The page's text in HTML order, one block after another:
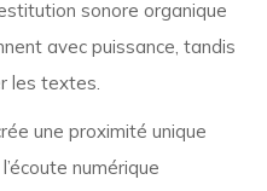
sonore organique
avec puissance, tandis
les textes.
une proximité unique
numérique